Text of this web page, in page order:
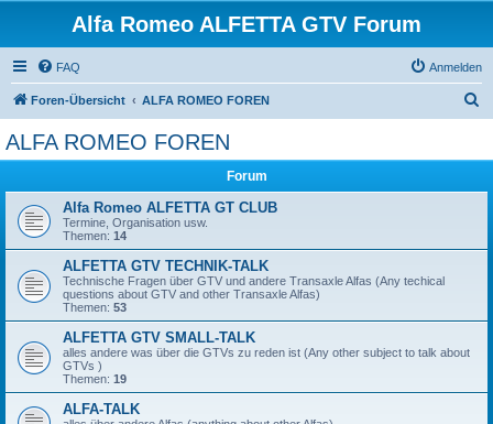
Alfa Romeo ALFETTA GTV Forum
FAQ Anmelden
Foren-Übersicht ALFA ROMEO FOREN
ALFA ROMEO FOREN
Forum
Alfa Romeo ALFETTA GT CLUB
Termine, Organisation usw.
Themen: 14
ALFETTA GTV TECHNIK-TALK
Technische Fragen über GTV und andere Transaxle Alfas (Any techical
questions about GTV and other Transaxle Alfas)
Themen: 53
ALFETTA GTV SMALL-TALK
alles andere was über die GTVs zu reden ist (Any other subject to talk about
GTVs )
Themen: 19
ALFA-TALK